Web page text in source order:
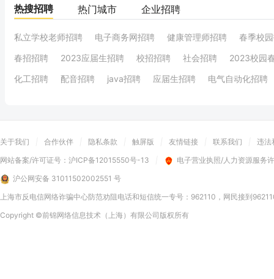
热搜招聘 热门城市 企业招聘
私立学校老师招聘 电子商务网招聘 健康管理师招聘
春季校
春招招聘
2023应届生招聘 校招招聘 社会招聘
2023校园
化工招聘
配音招聘 java招聘 应届生招聘 电气自动化招聘
关于我们 合作伙伴 隐私条款 触屏版 友情链接 联系我们
违法
网站备案/许可证号： 沪ICP备12015550号-13
电子营业执照/人力资源服务
沪公网安备 31011502002551 号
上海市反电信网络诈骗中心防范劝阻电话和短信统一专号：962110，网民接到
Copyright ©前锦网络信息技术（上海）有限公司 版权所有